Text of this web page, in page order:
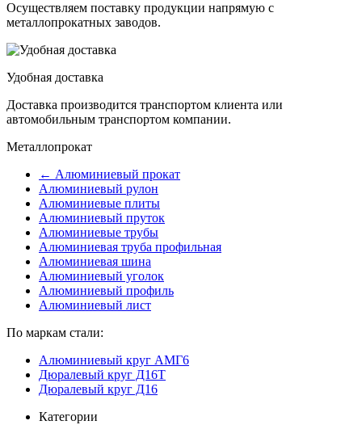
Осуществляем поставку продукции напрямую с
металлопрокатных заводов.
Удобная доставка
Доставка производится транспортом клиента или
автомобильным транспортом компании.
Металлопрокат
← Алюминиевый прокат
Алюминиевый рулон
Алюминиевые плиты
Алюминиевый пруток
Алюминиевые трубы
Алюминиевая труба профильная
Алюминиевая шина
Алюминиевый уголок
Алюминиевый профиль
Алюминиевый лист
По маркам стали:
Алюминиевый круг АМГ6
Дюралевый круг Д16Т
Дюралевый круг Д16
Категории